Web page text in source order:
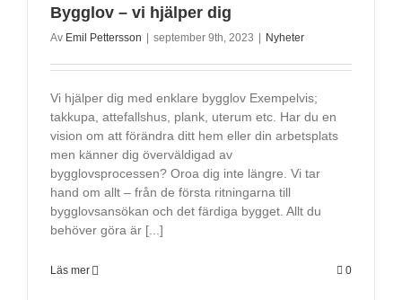
Bygglov – vi hjälper dig
Av Emil Pettersson september 9th, 2023 Nyheter
Vi hjälper dig med enklare bygglov Exempelvis;
takkupa, attefallshus, plank, uterum etc. Har du en
vision om att förändra ditt hem eller din arbetsplats
men känner dig överväldigad av
bygglovsprocessen? Oroa dig inte längre. Vi tar
hand om allt – från de första ritningarna till
bygglovsansökan och det färdiga bygget. Allt du
behöver göra är [...]
Läs mer 0